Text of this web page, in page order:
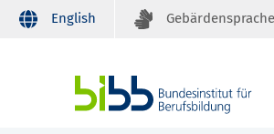
English Gebärdensprache